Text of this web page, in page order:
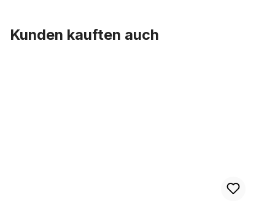
Kunden kauften auch